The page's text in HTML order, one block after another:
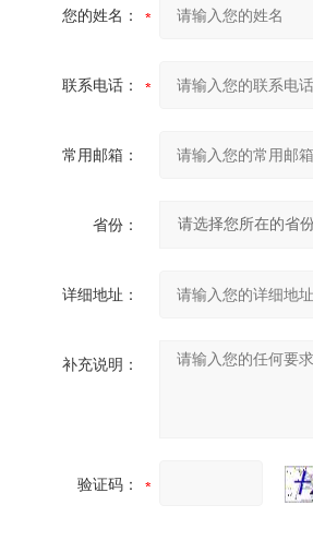
您的姓名：
联系电话：
常用邮箱：
省份：
详细地址：
补充说明：
验证码：